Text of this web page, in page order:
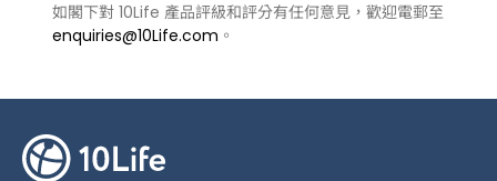
如閣下對 10Life 產品評級和評分有任何意見，歡迎電郵至
enquiries@10Life.com 。